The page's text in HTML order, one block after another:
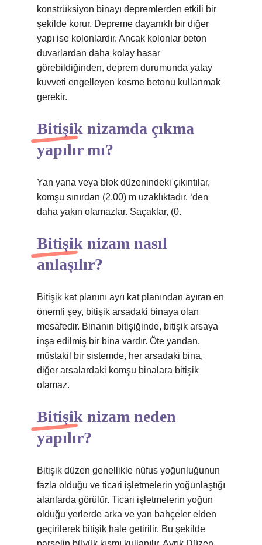
konstrüksiyon binayı depremlerden etkili bir
şekilde korur. Depreme dayanıklı bir diğer
yapı ise kolonlardır. Ancak kolonlar beton
duvarlardan daha kolay hasar
görebildiğinden, deprem durumunda yatay
kuvveti engelleyen kesme betonu kullanmak
gerekir.
Bitişik nizamda çıkma
yapılır mı?
Yan yana veya blok düzenindeki çıkıntılar,
komşu sınırdan (2,00) m uzaklıktadır. ‘den
daha yakın olamazlar. Saçaklar, (0.
Bitişik nizam nasıl
anlaşılır?
Bitişik kat planını ayrı kat planından ayıran en
önemli şey, bitişik arsadaki binaya olan
mesafedir. Binanın bitişiğinde, bitişik arsaya
inşa edilmiş bir bina vardır. Öte yandan,
müstakil bir sistemde, her arsadaki bina,
diğer arsalardaki komşu binalara bitişik
olamaz.
Bitişik nizam neden
yapılır?
Bitişik düzen genellikle nüfus yoğunluğunun
fazla olduğu ve ticari işletmelerin yoğunlaştığı
alanlarda görülür. Ticari işletmelerin yoğun
olduğu yerlerde arka ve yan bahçeler elden
geçirilerek bitişik hale getirilir. Bu şekilde